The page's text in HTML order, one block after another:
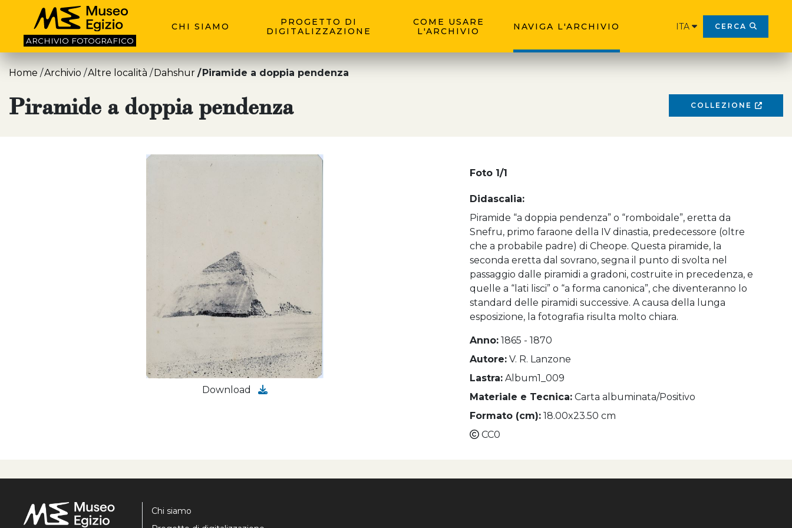
ARCHIVIO FOTOGRAFICO
CHI SIAMO
PROGETTO DI
DIGITALIZZAZIONE
COME USARE
L'ARCHIVIO
NAVIGA L'ARCHIVIO ITA CERCA
Home Archivio Altre località Dahshur Piramide a doppia pendenza
COLLEZIONE
Piramide a doppia pendenza
Download
Foto 1/1
Didascalia:
Piramide “a doppia pendenza” o “romboidale”, eretta da
Snefru, primo faraone della IV dinastia, predecessore (oltre
che a probabile padre) di Cheope. Questa piramide, la
seconda eretta dal sovrano, segna il punto di svolta nel
passaggio dalle piramidi a gradoni, costruite in precedenza, e
quelle a “lati lisci” o “a forma canonica”, che diventeranno lo
standard delle piramidi successive. A causa della lunga
esposizione, la fotografia risulta molto chiara.
Anno: 1865 - 1870
Autore: V. R. Lanzone
Lastra: Album1_009
Materiale e Tecnica: Carta albuminata/Positivo
Formato (cm): 18.00x23.50 cm
CC0
Chi siamo